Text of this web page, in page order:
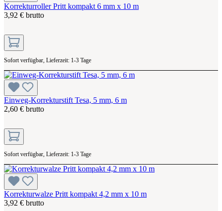
Korrekturroller Pritt kompakt 6 mm x 10 m
3,92 € brutto
Sofort verfügbar, Lieferzeit: 1-3 Tage
Einweg-Korrekturstift Tesa, 5 mm, 6 m
2,60 € brutto
Sofort verfügbar, Lieferzeit: 1-3 Tage
Korrekturwalze Pritt kompakt 4,2 mm x 10 m
3,92 € brutto